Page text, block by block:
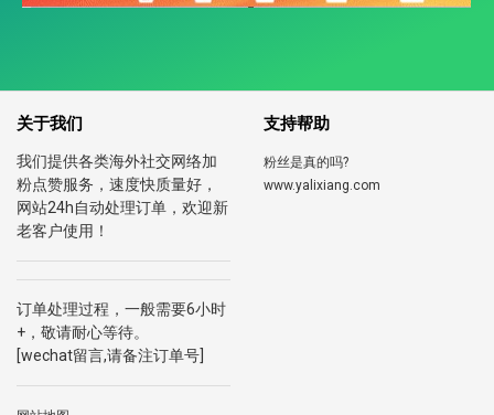
关于我们
我们提供各类海外社交网络加
粉点赞服务，速度快质量好，
网站24h自动处理订单，欢迎新
老客户使用！
订单处理过程，一般需要6小时
+，敬请耐心等待。
[wechat留言,请备注订单号]
支持帮助
粉丝是真的吗?
www.yalixiang.com